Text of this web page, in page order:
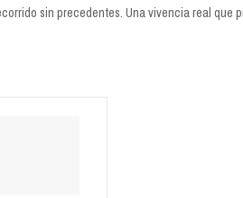
sin precedentes. Una vivencia real que